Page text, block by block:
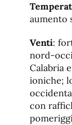
aumento
Venti:
nord-
Calabria
ioniche;
con